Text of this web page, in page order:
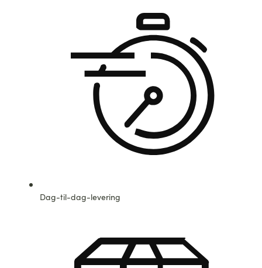
Dag-til-dag-levering